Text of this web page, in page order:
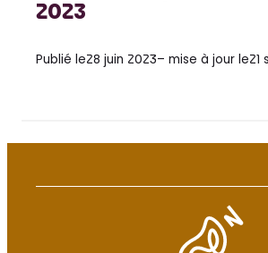
2023
Publié le28 juin 2023– mise à jour le21